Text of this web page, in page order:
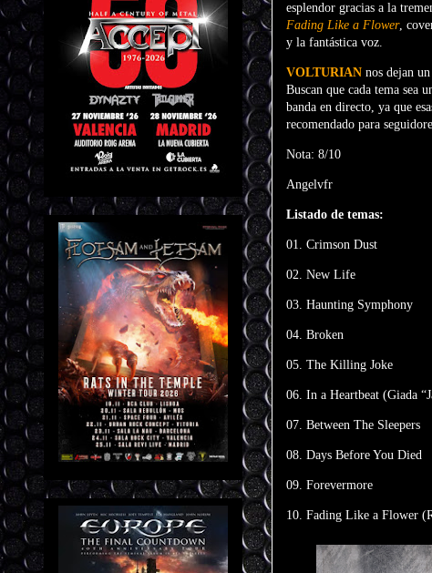
esplendor gracias a la
Fading Like a Flower,
y la fantástica voz.
VOLTURIAN nos dejan
Buscan que cada tema sea
banda en directo, ya que
recomendado para
Nota: 8/10
Angelvfr
Listado de temas:
01. Crimson Dust
02. New Life
03. Haunting Symphony
04. Broken
05. The Killing Joke
06. In a Heartbeat (Giada
07. Between The Sleepers
08. Days Before You Died
09. Forevermore
10. Fading Like a Flower